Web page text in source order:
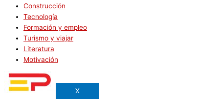
Construcción
Tecnología
Formación y empleo
Turismo y viajar
Literatura
Motivación
X